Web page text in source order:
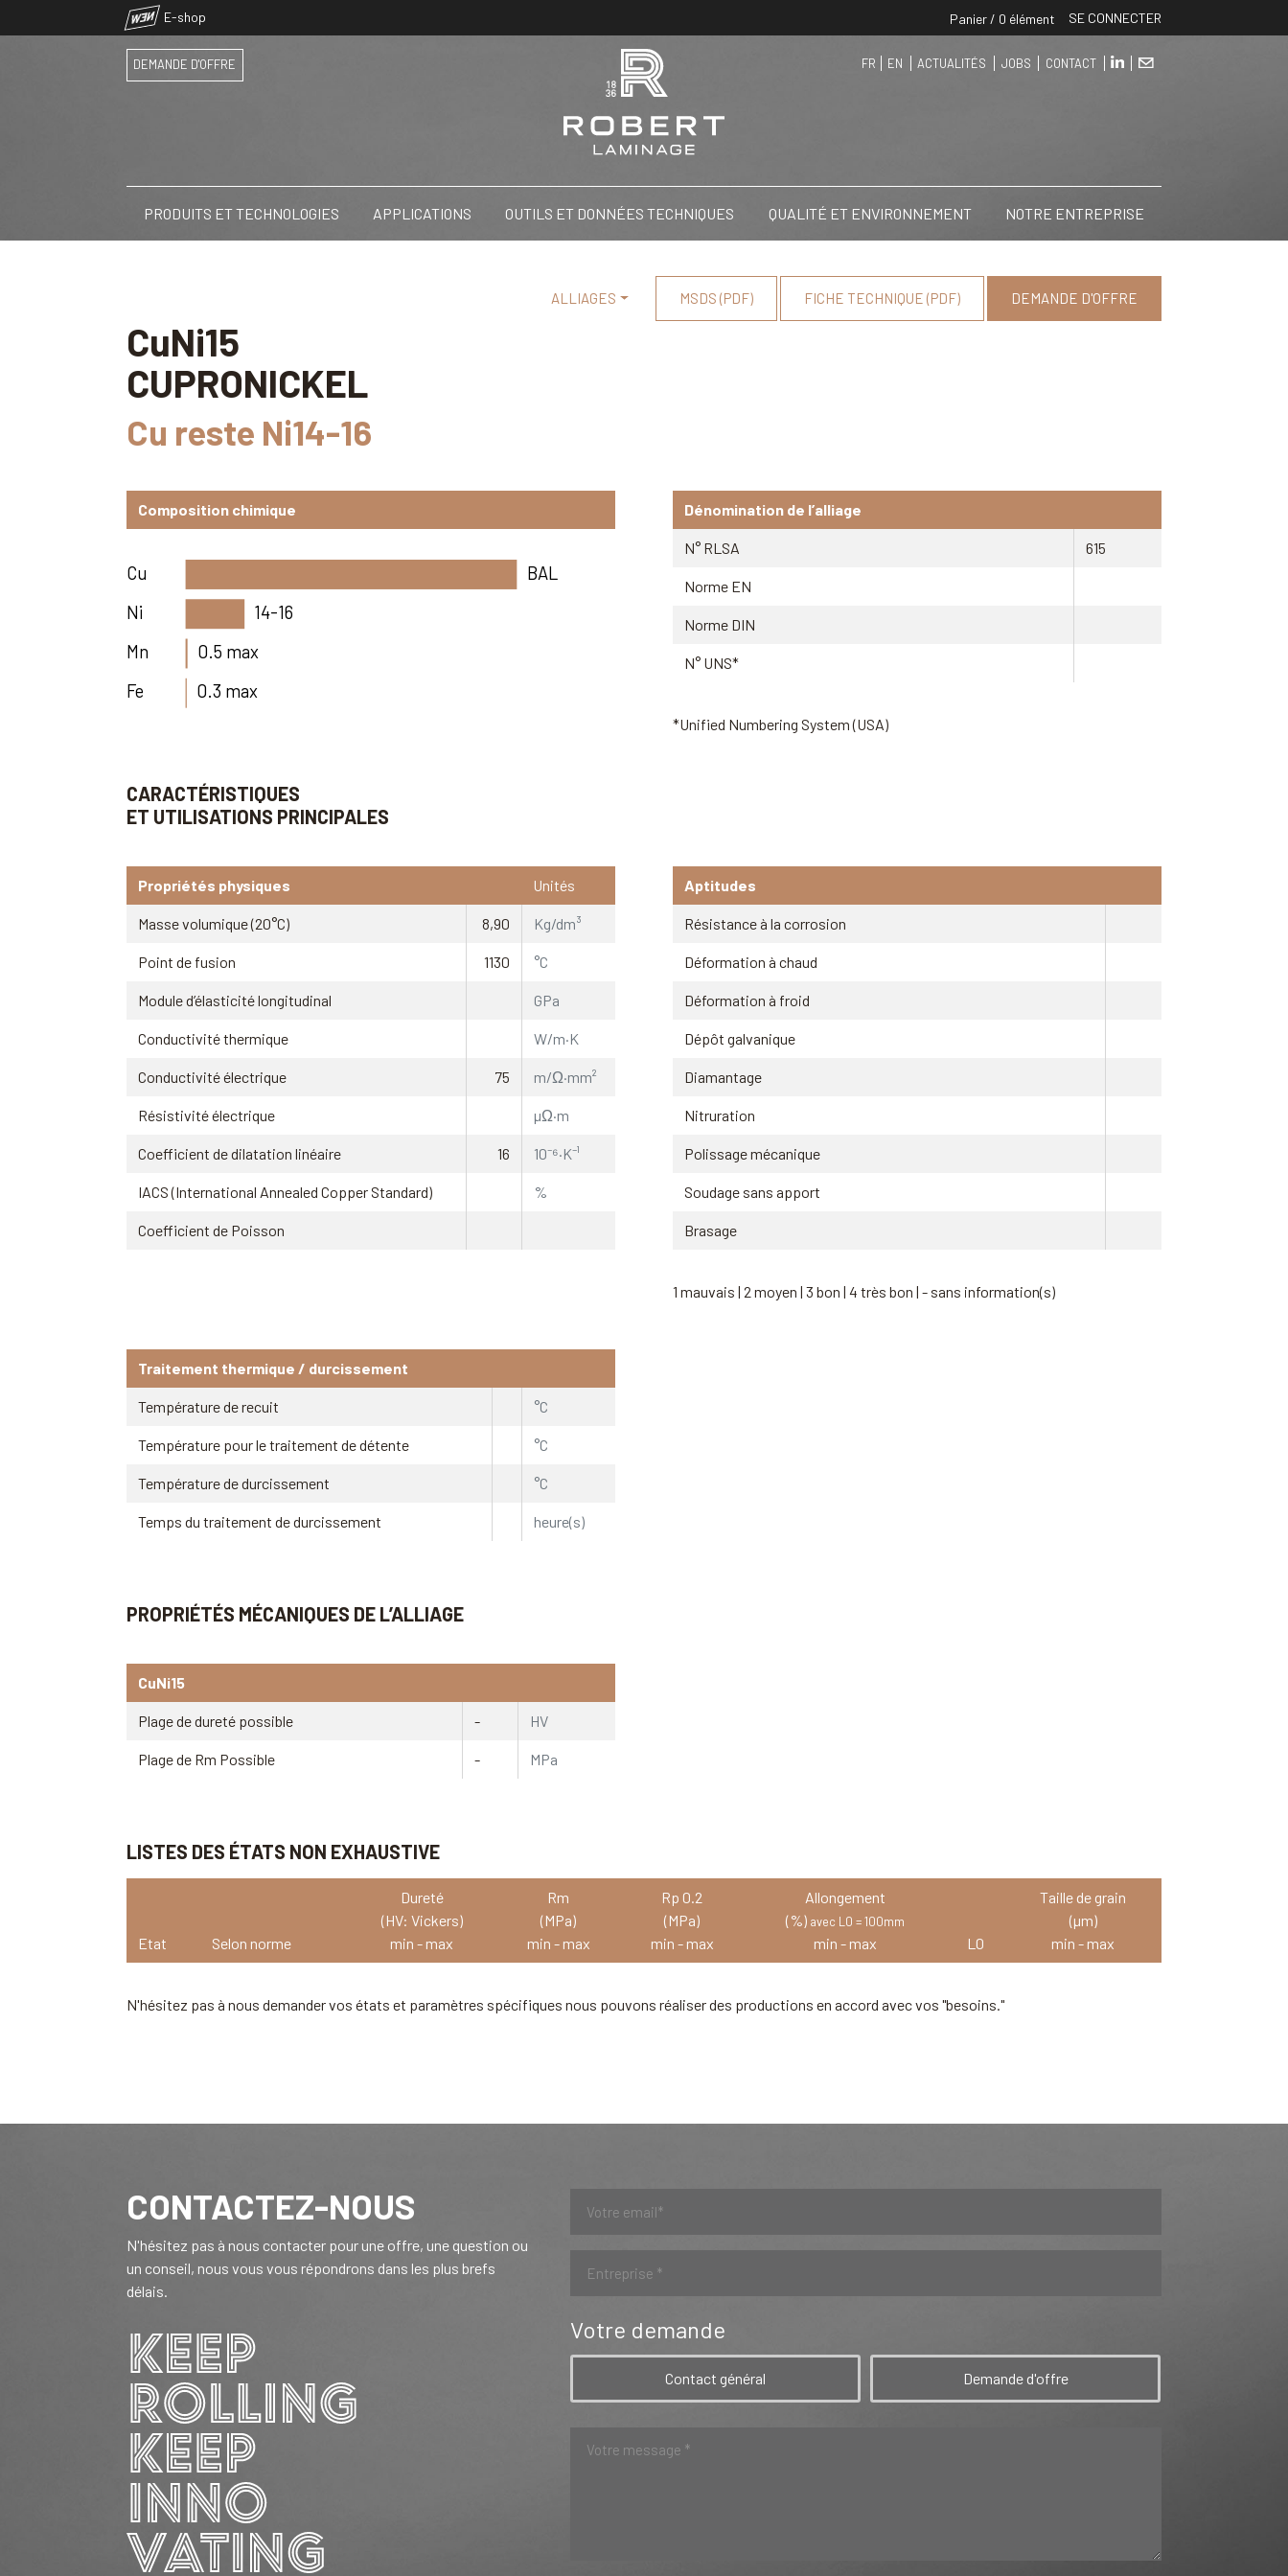
NEW E-shop Panier / 0 élément SE CONNECTER
DEMANDE D'OFFRE FR EN ACTUALITÉS JOBS CONTACT
PRODUITS ET TECHNOLOGIES APPLICATIONS OUTILS ET DONNÉES TECHNIQUES QUALITÉ ET ENVIRONNEMENT NOTRE ENTREPRISE
ALLIAGES MSDS (PDF) FICHE TECHNIQUE (PDF) DEMANDE D'OFFRE
CuNi15
CUPRONICKEL
Cu reste Ni14-16
Composition chimique
Cu
BAL
Ni
14-16
Mn
0.5 max
Fe
0.3 max
Dénomination de l’alliage
N° RLSA 615
Norme EN
Norme DIN
N° UNS*
*Unified Numbering System (USA)
CARACTÉRISTIQUES
ET UTILISATIONS PRINCIPALES
Propriétés physiques Unités
Masse volumique (20°C) 8,90 Kg/dm³
Point de fusion 1130 °C
Module d’élasticité longitudinal GPa
Conductivité thermique W/m·K
Conductivité électrique 75 m/Ω·mm²
Résistivité électrique µΩ·m
Coefficient de dilatation linéaire 16 10⁻⁶·K⁻¹
IACS (International Annealed Copper Standard) %
Coefficient de Poisson
Aptitudes
Résistance à la corrosion
Déformation à chaud
Déformation à froid
Dépôt galvanique
Diamantage
Nitruration
Polissage mécanique
Soudage sans apport
Brasage
1 mauvais | 2 moyen | 3 bon | 4 très bon | - sans information(s)
Traitement thermique / durcissement
Température de recuit °C
Température pour le traitement de détente °C
Température de durcissement °C
Temps du traitement de durcissement heure(s)
PROPRIÉTÉS MÉCANIQUES DE L’ALLIAGE
CuNi15
Plage de dureté possible - HV
Plage de Rm Possible - MPa
LISTES DES ÉTATS NON EXHAUSTIVE
Etat Selon norme
Dureté
(HV: Vickers)
min - max
Rm
(MPa)
min - max
Rp 0.2
(MPa)
min - max
Allongement
(%) avec L0 = 100mm
min - max L0
Taille de grain
(µm)
min - max
N'hésitez pas à nous demander vos états et paramètres spécifiques nous pouvons réaliser des productions en accord avec vos "besoins."
CONTACTEZ-NOUS
N'hésitez pas à nous contacter pour une offre, une question ou
un conseil, nous vous vous répondrons dans les plus brefs
délais.
Votre demande
Contact général Demande d'offre